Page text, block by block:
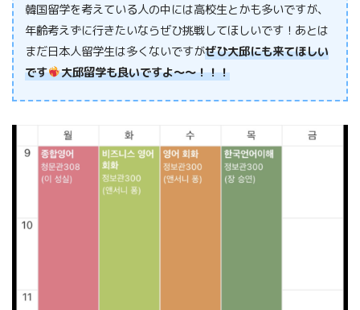
韓国留学を考えている人の中には高校生とかも多いですが、
年齢考えずに行きたいならぜひ挑戦してほしいです！あとは
まだ日本人留学生は多くないですがぜひ大邱にも来てほしい
です
大邱留学も良いですよ〜〜！！！